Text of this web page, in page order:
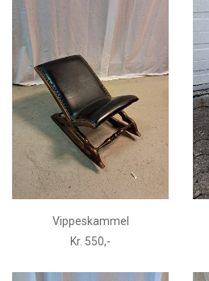
Vippeskammel
Kr. 550,-